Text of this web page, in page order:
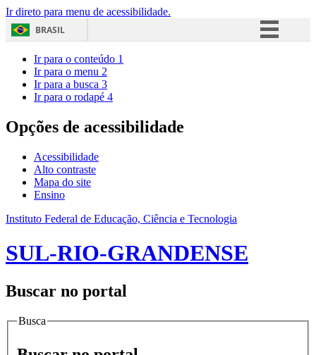
Ir direto para menu de acessibilidade.
BRASIL
Acesso à informação
Ir para o conteúdo 1
Ir para o menu 2
Ir para a busca 3
Ir para o rodapé 4
Opções de acessibilidade
Acessibilidade
Alto contraste
Mapa do site
Ensino
Instituto Federal de Educação, Ciência e Tecnologia
SUL-RIO-GRANDENSE
Buscar no portal
Busca